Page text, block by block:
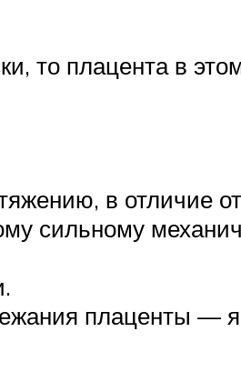
то плацента в
в отличие
сильному
плаценты —